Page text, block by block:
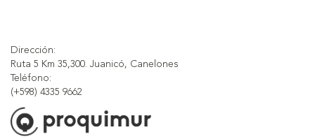
Dirección:
Ruta 5 Km 35,300. Juanicó, Canelones
Teléfono:
(+598) 4335 9662